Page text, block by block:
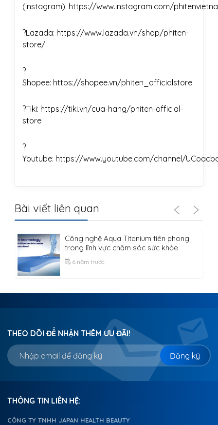
(Instagram): https://www.instagram.com/
?️Lazada: https://www.lazada.vn/shop/phiten-
store/
?️
Shopee: https://shopee.vn/phiten_officialstore
?️Tiki: https://tiki.vn/cua-hang/phiten-official-
store
?
Youtube: https://www.youtube.com/channel/
Bài viết liên quan
Công nghệ Aqua Titanium tiên phong
trong lĩnh vực chăm sóc sức khỏe
6 năm trước
THEO DÕI ĐỂ NHẬN THÊM ƯU ĐÃI!
Đăng ký
THÔNG TIN LIÊN HỆ:
CÔNG TY TNHH JAPAN HEALTH BEAUTY